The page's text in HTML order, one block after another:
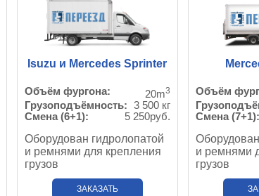
Isuzu и Mercedes Sprinter
Объём фургона: 20m3
Грузоподъёмность:
3 500 кг
Смена (6+1):
5 250руб.
Оборудован гидролопатой
и ремнями для крепления
грузов
ЗАКАЗАТЬ
Объём
Смена (7+1):
и ремнями
грузов